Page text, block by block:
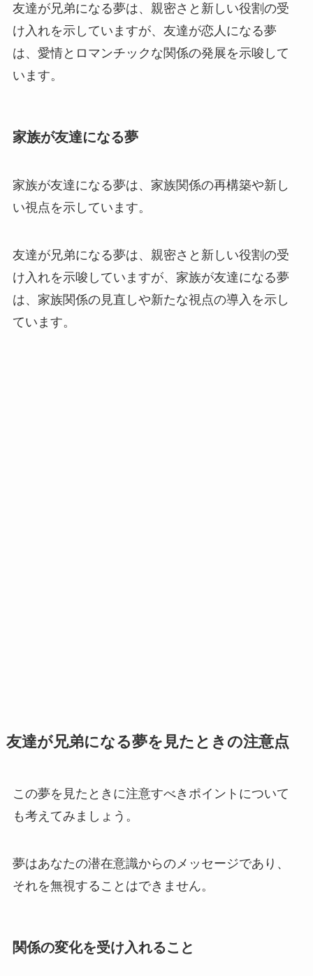
友達が兄弟になる夢は、親密さと新しい役割の受
け入れを示していますが、友達が恋人になる夢
は、愛情とロマンチックな関係の発展を示唆して
います。
家族が友達になる夢
家族が友達になる夢は、家族関係の再構築や新し
い視点を示しています。
友達が兄弟になる夢は、親密さと新しい役割の受
け入れを示唆していますが、家族が友達になる夢
は、家族関係の見直しや新たな視点の導入を示し
ています。
友達が兄弟になる夢を見たときの注意点
この夢を見たときに注意すべきポイントについて
も考えてみましょう。
夢はあなたの潜在意識からのメッセージであり、
それを無視することはできません。
関係の変化を受け入れること